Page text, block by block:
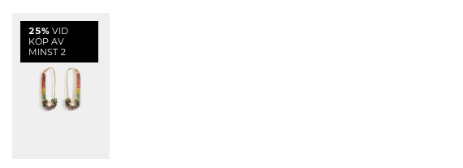
25%VID
KÖP AV
MINST 2